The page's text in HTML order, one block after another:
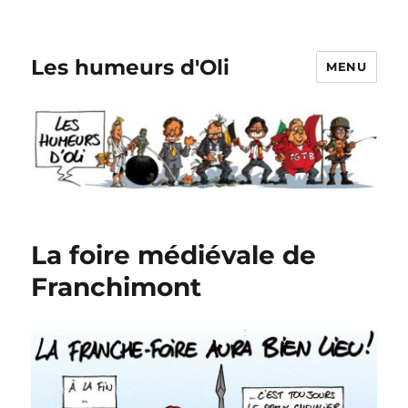
Les humeurs d'Oli MENU
La foire médiévale de
Franchimont